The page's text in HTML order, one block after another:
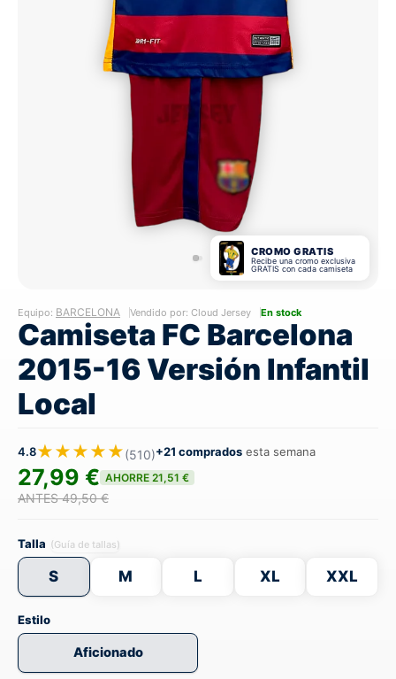
CROMO GRATIS
Recibe una cromo exclusiva
GRATIS con cada camiseta
Equipo: BARCELONA Vendido por: Cloud Jersey En stock
Camiseta FC Barcelona
2015-16 Versión Infantil
Local
4.8★★★★★(510)+21 comprados esta semana
27,99 € AHORRE 21,51 €
ANTES 49,50 €
Talla (Guía de tallas)
S M L XL XXL
Estilo
Aficionado